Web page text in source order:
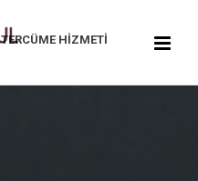
TERCÜME HIZMETI